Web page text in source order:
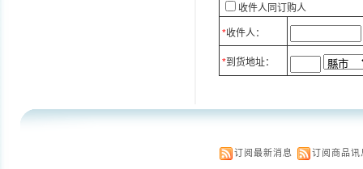
收件人同订购人
*收件人：
*到货地址：
订阅最新消息 订阅商品讯